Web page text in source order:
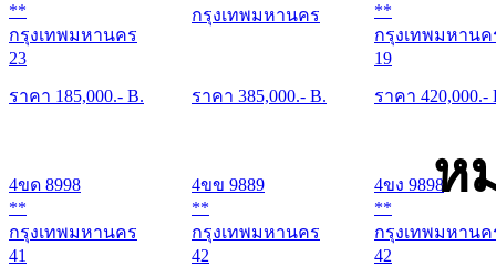
**
กรุงเทพมหานคร
23
ราคา 185,000.- B.
กรุงเทพมหานคร
ราคา 385,000.- B.
**
กรุงเทพมหานค
19
ราคา 420,000.-
ห
4ขด 8998
**
กรุงเทพมหานคร
41
4ขข 9889
**
กรุงเทพมหานคร
42
4ขง 9898
**
กรุงเทพมหานค
42